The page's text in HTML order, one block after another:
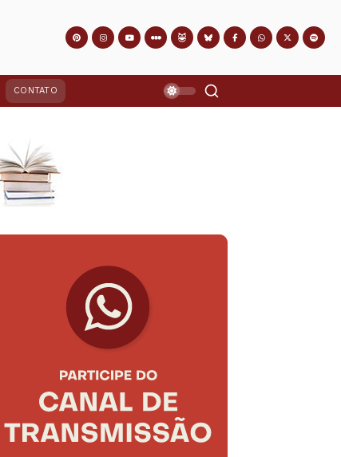
CONTATO